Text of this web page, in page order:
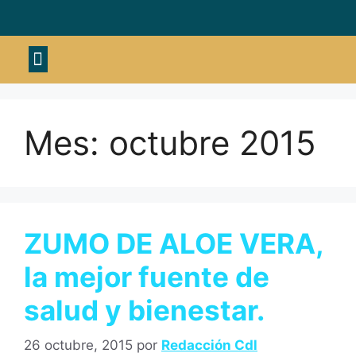
Mes: octubre 2015
ZUMO DE ALOE VERA,
la mejor fuente de
salud y bienestar.
26 octubre, 2015 por Redacción Cdl